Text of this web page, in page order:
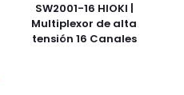
SW2001-16 HIOKI |
Multiplexor de alta
tensión 16 Canales